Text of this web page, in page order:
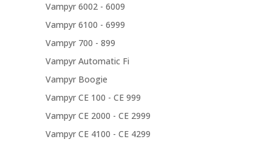
Vampyr 6002 - 6009
Vampyr 6100 - 6999
Vampyr 700 - 899
Vampyr Automatic Fi
Vampyr Boogie
Vampyr CE 100 - CE 999
Vampyr CE 2000 - CE 2999
Vampyr CE 4100 - CE 4299